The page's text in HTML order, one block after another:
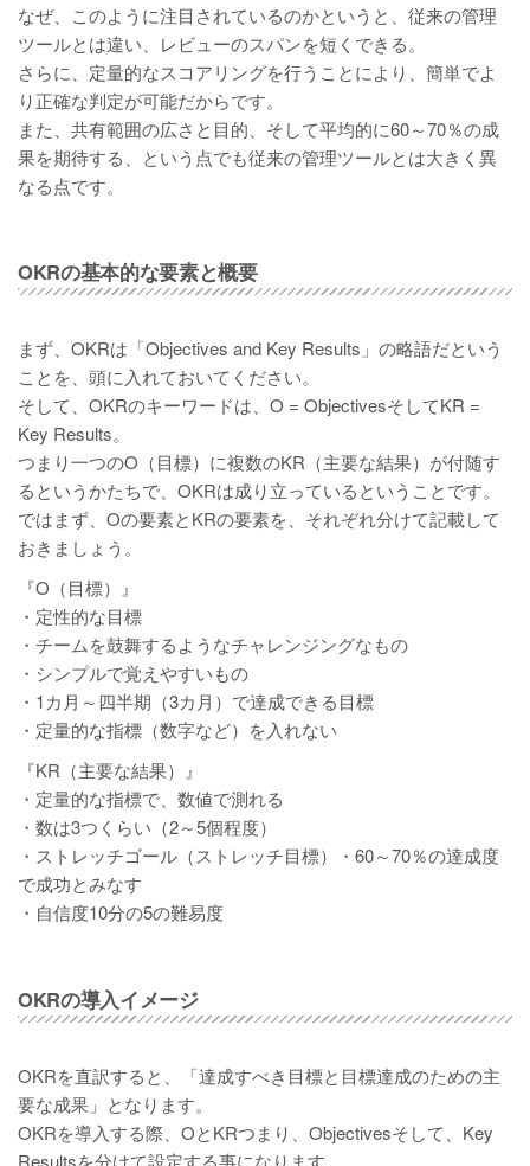
なぜ、このように注目されているのかというと、従来の管理
ツールとは違い、レビューのスパンを短くできる。
さらに、定量的なスコアリングを行うことにより、簡単でよ
り正確な判定が可能だからです。
また、共有範囲の広さと目的、そして平均的に60～70％の成
果を期待する、という点でも従来の管理ツールとは大きく異
なる点です。
OKRの基本的な要素と概要
まず、OKRは「Objectives and Key Results」の略語だという
ことを、頭に入れておいてください。
そして、OKRのキーワードは、O = ObjectivesそしてKR =
Key Results。
つまり一つのO（目標）に複数のKR（主要な結果）が付随す
るというかたちで、OKRは成り立っているということです。
ではまず、Oの要素とKRの要素を、それぞれ分けて記載して
おきましょう。
『O（目標）』
・定性的な目標
・チームを鼓舞するようなチャレンジングなもの
・シンプルで覚えやすいもの
・1カ月～四半期（3カ月）で達成できる目標
・定量的な指標（数字など）を入れない
『KR（主要な結果）』
・定量的な指標で、数値で測れる
・数は3つくらい（2～5個程度）
・ストレッチゴール（ストレッチ目標）・60～70％の達成度
で成功とみなす
・自信度10分の5の難易度
OKRの導入イメージ
OKRを直訳すると、「達成すべき目標と目標達成のための主
要な成果」となります。
OKRを導入する際、OとKRつまり、Objectivesそして、Key
Resultsを分けて設定する事になります。